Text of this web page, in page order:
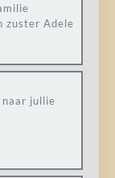
zuster Adele
jullie